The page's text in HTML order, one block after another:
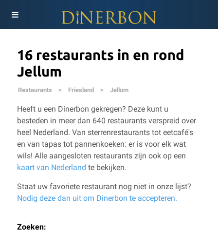
16 restaurants in en rond
Jellum
Restaurants > Friesland > Jellum
Heeft u een Dinerbon gekregen? Deze kunt u
besteden in meer dan 640 restaurants verspreid over
heel Nederland. Van sterrenrestaurants tot eetcafé's
en van tapas tot pannenkoeken: er is voor elk wat
wils! Alle aangesloten restaurants zijn ook op een
kaart van Nederland te bekijken.
Staat uw favoriete restaurant nog niet in onze lijst?
Nodig deze dan uit om Dinerbon te accepteren.
Zoeken: